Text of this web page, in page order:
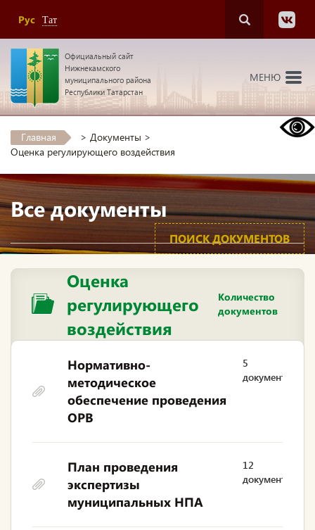
Рус Тат
Официальный сайт
Нижнекамского
муниципального района
Республики Татарстан
МЕНЮ
Главная > Документы >
Оценка регулирующего воздействия
Все документы
ПОИСК ДОКУМЕНТОВ
Оценка
регулирующего
воздействия
Количество
документов
Нормативно-
методическое
обеспечение проведения
ОРВ
5
документов
План проведения
экспертизы
муниципальных НПА
12
документов